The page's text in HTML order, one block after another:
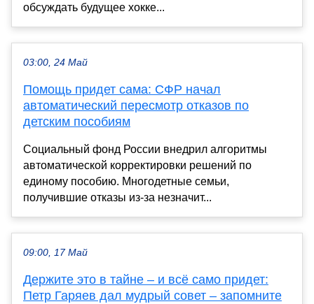
обсуждать будущее хокке...
03:00, 24 Май
Помощь придет сама: СФР начал
автоматический пересмотр отказов по
детским пособиям
Социальный фонд России внедрил алгоритмы
автоматической корректировки решений по
единому пособию. Многодетные семьи,
получившие отказы из-за незначит...
09:00, 17 Май
Держите это в тайне – и всё само придет:
Петр Гаряев дал мудрый совет – запомните